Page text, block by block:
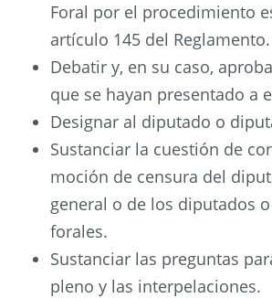
Foral por el procedimiento
artículo 145 del Reglamento.
Debatir y, en su caso,
que se hayan presentado a
Designar al diputado o
Sustanciar la cuestión de
moción de censura del
general o de los diputados
forales.
Sustanciar las preguntas
pleno y las interpelaciones.